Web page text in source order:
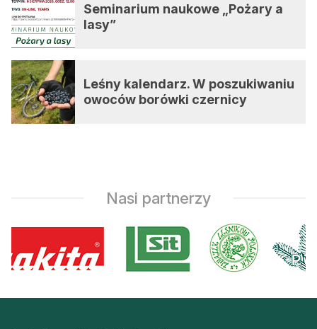
Seminarium naukowe „Pożary a
lasy”
Leśny kalendarz. W poszukiwaniu
owoców borówki czernicy
Nasi partnerzy